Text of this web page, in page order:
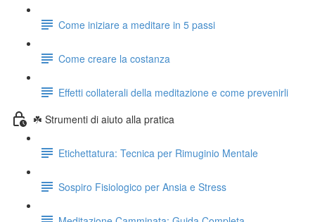
Come iniziare a meditare in 5 passi
Come creare la costanza
Effetti collaterali della meditazione e come prevenirli
☘️ Strumenti di aiuto alla pratica
Etichettatura: Tecnica per Rimuginio Mentale
Sospiro Fisiologico per Ansia e Stress